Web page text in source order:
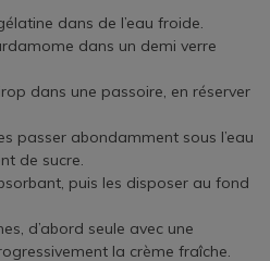
dans de l’eau froide.
dans un demi verre
dans une passoire, en réserver
passer abondamment sous l’eau
de sucre.
puis les disposer au fond
, d’abord seule avec une
la crème fraîche.